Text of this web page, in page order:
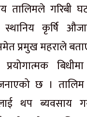
तालिमले गरिबी
कृर्षि
प्रमुख महराले
छ । तालिम
थप ब्यवसाय